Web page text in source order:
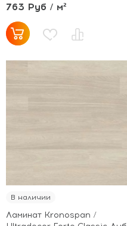
763 Руб / м²
В наличии
Ламинат Kronospan /